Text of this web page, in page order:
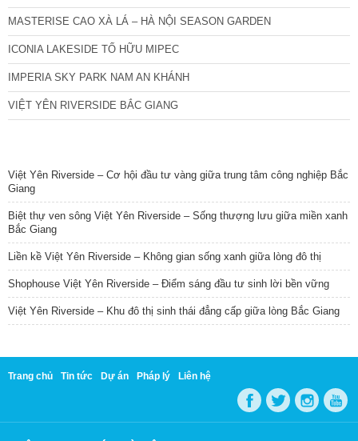
MASTERISE CAO XÀ LÁ – HÀ NỘI SEASON GARDEN
ICONIA LAKESIDE TỐ HỮU MIPEC
IMPERIA SKY PARK NAM AN KHÁNH
VIỆT YÊN RIVERSIDE BẮC GIANG
Việt Yên Riverside – Cơ hội đầu tư vàng giữa trung tâm công nghiệp Bắc
Giang
Biệt thự ven sông Việt Yên Riverside – Sống thượng lưu giữa miền xanh
Bắc Giang
Liền kề Việt Yên Riverside – Không gian sống xanh giữa lòng đô thị
Shophouse Việt Yên Riverside – Điểm sáng đầu tư sinh lời bền vững
Việt Yên Riverside – Khu đô thị sinh thái đẳng cấp giữa lòng Bắc Giang
Trang chủ Tin tức Dự án Pháp lý Liên hệ